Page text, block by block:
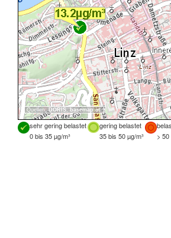
Quellen:DORIS, basemap.at
sehr gering belastet gering belastet
0 bis 35 µg/m³
35 bis 50 µg/m³ > 50